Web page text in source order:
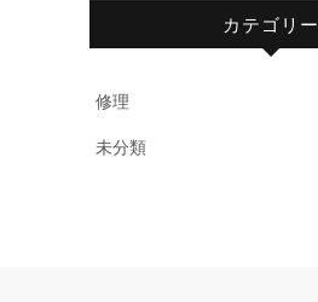
カテゴリー
修理
未分類